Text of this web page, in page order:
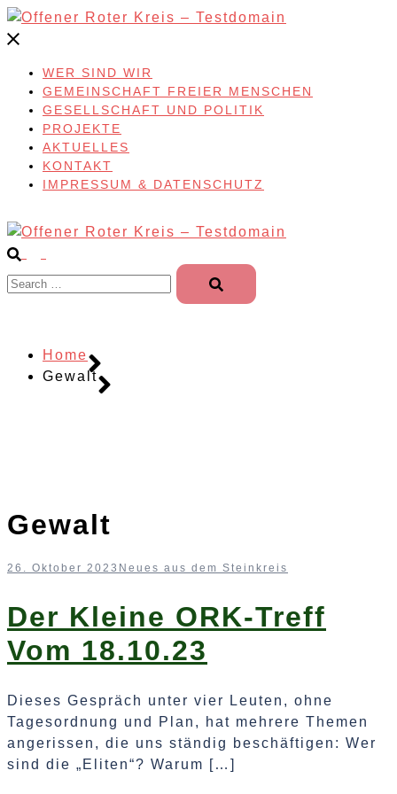
Skip
to
WER SIND WIR
GEMEINSCHAFT FREIER MENSCHEN
GESELLSCHAFT UND POLITIK
PROJEKTE
AKTUELLES
KONTAKT
IMPRESSUM & DATENSCHUTZ
Search…
Home
Gewalt
Gewalt
26. Oktober 2023 Neues aus dem Steinkreis
Der Kleine ORK-Treff
Vom 18.10.23
Dieses Gespräch unter vier Leuten, ohne
Tagesordnung und Plan, hat mehrere Themen
angerissen, die uns ständig beschäftigen: Wer
sind die „Eliten“? Warum […]